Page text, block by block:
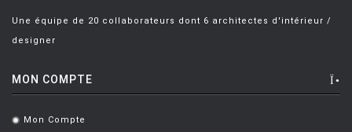
Une équipe de 20 collaborateurs dont 6 architectes d'intérieur /
designer
MON COMPTE
. Mon Compte